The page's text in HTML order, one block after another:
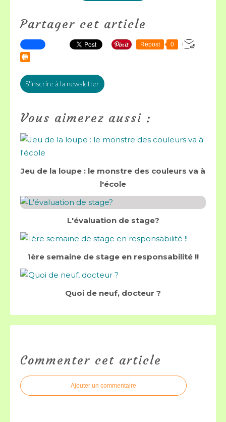
Partager cet article
Repost 0
S'inscrire à la newsletter
Vous aimerez aussi :
Jeu de la loupe : le monstre des couleurs va à
l'école
L'évaluation de stage?
1ère semaine de stage en responsabilité !!
Quoi de neuf, docteur ?
Commenter cet article
Ajouter un commentaire